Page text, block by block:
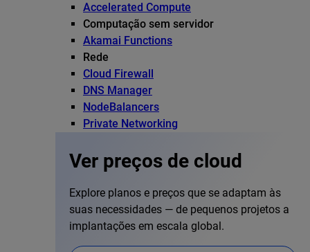
Accelerated Compute
Computação sem servidor
Akamai Functions
Rede
Cloud Firewall
DNS Manager
NodeBalancers
Private Networking
Ver preços de cloud
Explore planos e preços que se adaptam às
suas necessidades — de pequenos projetos a
implantações em escala global.